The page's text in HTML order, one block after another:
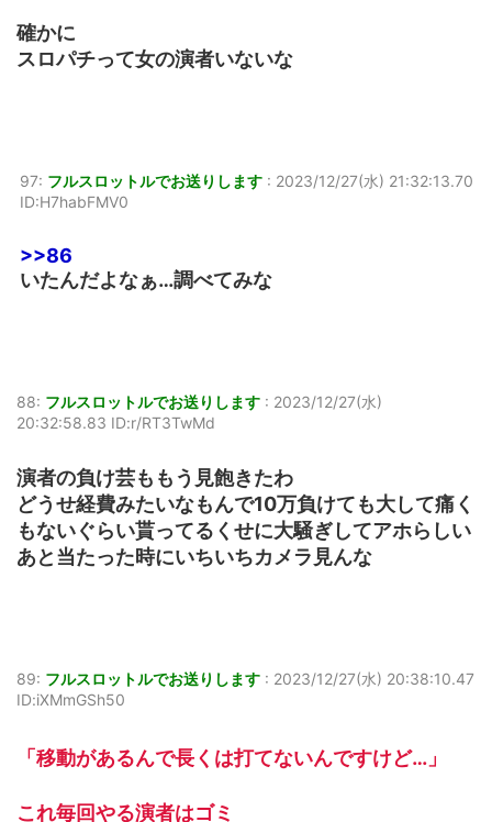
確かに
スロパチって女の演者いないな
97: フルスロットルでお送りします : 2023/12/27(水) 21:32:13.70
ID:H7habFMV0
>>86
いたんだよなぁ…調べてみな
88: フルスロットルでお送りします : 2023/12/27(水)
20:32:58.83 ID:r/RT3TwMd
演者の負け芸ももう見飽きたわ
どうせ経費みたいなもんで10万負けても大して痛く
もないぐらい貰ってるくせに大騒ぎしてアホらしい
あと当たった時にいちいちカメラ見んな
89: フルスロットルでお送りします : 2023/12/27(水) 20:38:10.47
ID:iXMmGSh50
「移動があるんで長くは打てないんですけど…」
これ毎回やる演者はゴミ